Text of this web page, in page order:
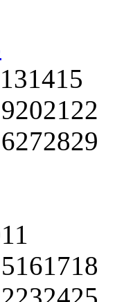
131415
202122
272829
11
161718